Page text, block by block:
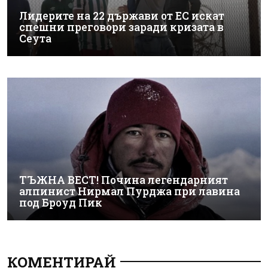
Лидерите на 22 държави от ЕС искат
спешни преговори заради кризата в
Сеута
ТЪЖНА ВЕСТ! Почина легендарният
алпинист Нирмал Пурджа при лавина
под Броуд Пик
КОМЕНТИРАЙ